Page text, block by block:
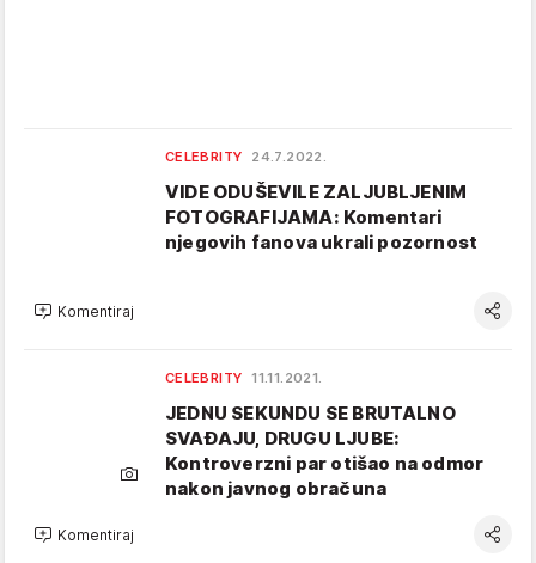
CELEBRITY 24.7.2022.
VIDE ODUŠEVILE ZALJUBLJENIM
FOTOGRAFIJAMA: Komentari
njegovih fanova ukrali pozornost
Komentiraj
CELEBRITY 11.11.2021.
JEDNU SEKUNDU SE BRUTALNO
SVAĐAJU, DRUGU LJUBE:
Kontroverzni par otišao na odmor
nakon javnog obračuna
Komentiraj